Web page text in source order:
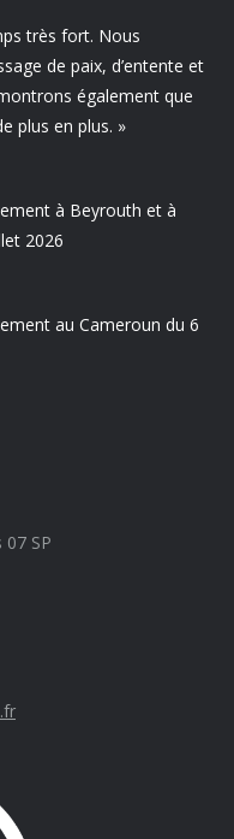
très fort. Nous
de paix, d’entente et
également que
plus en plus. »
à Beyrouth et à
2026
au Cameroun du 6
07 SP